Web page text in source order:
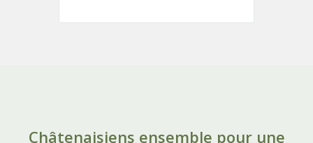
Châtenaisiens ensemble pour une